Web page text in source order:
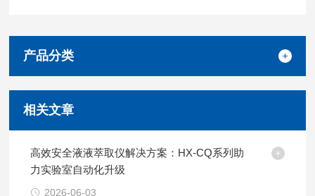
产品分类
相关文章
高效安全液液萃取仪解决方案：HX-CQ系列助
力实验室自动化升级
2026-06-03